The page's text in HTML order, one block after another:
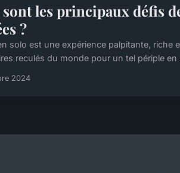
les principaux défis
?
solo est une expérience palpitante,
reculés du monde pour un tel périple
2024